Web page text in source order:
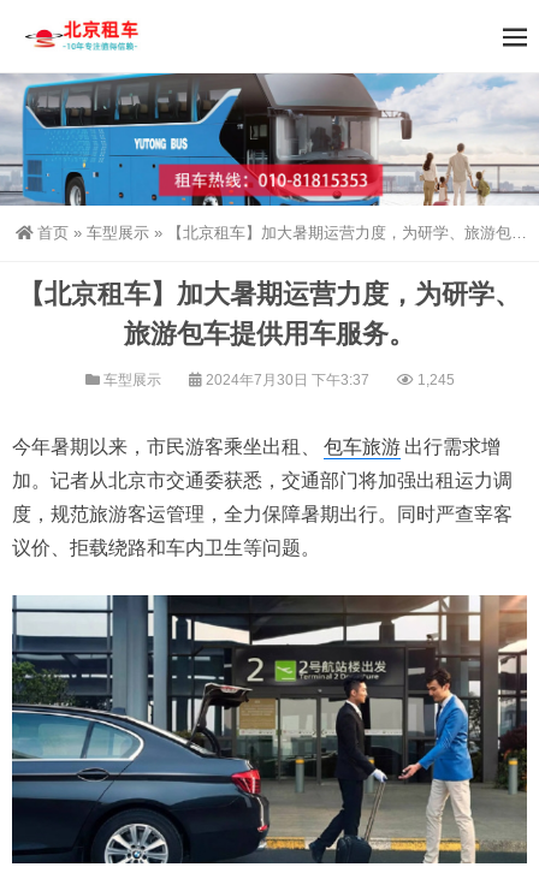
首页 » 车型展示 » 【北京租车】加大暑期运营力度，为研学、旅游包车提供用车服务。
【北京租车】加大暑期运营力度，为研学、
旅游包车提供用车服务。
车型展示 2024年7月30日 下午3:37 1,245
今年暑期以来，市民游客乘坐出租、 包车旅游 出行需求增
加。记者从北京市交通委获悉，交通部门将加强出租运力调
度，规范旅游客运管理，全力保障暑期出行。同时严查宰客
议价、拒载绕路和车内卫生等问题。